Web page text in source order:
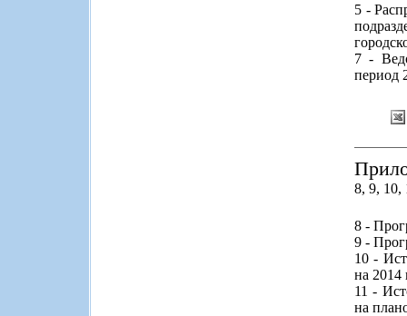
5 -
7 -
период
8, 9, 10,
8 -
9 -
10 -
на 2014
11 -
на